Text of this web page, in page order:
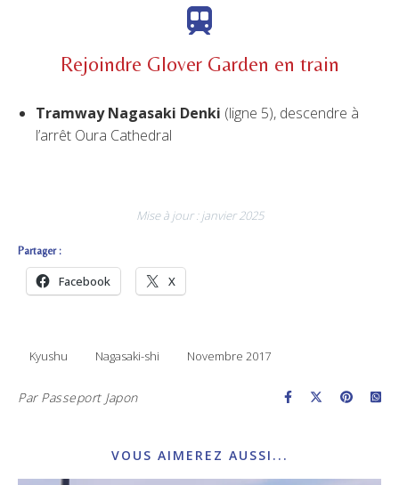
Rejoindre Glover Garden en train
Tramway Nagasaki Denki (ligne 5), descendre à
l’arrêt Oura Cathedral
Mise à jour : janvier 2025
Partager :
Facebook X
Kyushu Nagasaki-shi Novembre 2017
Par Passeport Japon
VOUS AIMEREZ AUSSI...